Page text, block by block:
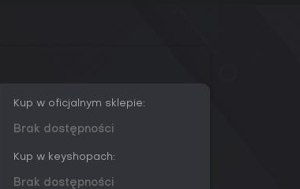
Kup w oficjalnym sklepie:
Brak dostępności
Kup w keyshopach:
Brak dostępności